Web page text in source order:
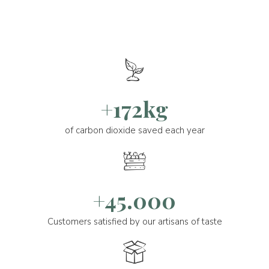
+172kg
of carbon dioxide saved each year
+45.000
Customers satisfied by our artisans of taste